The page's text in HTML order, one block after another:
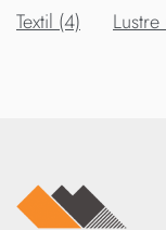
Textil (4)